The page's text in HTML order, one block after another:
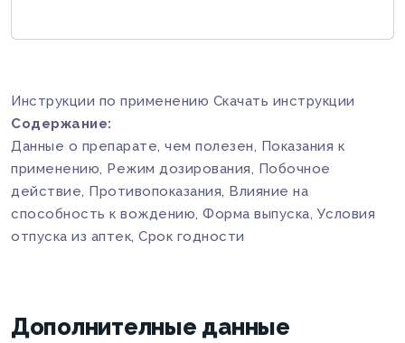
Инструкции по применению Скачать инструкции
Содержание:
Данные о препарате, чем полезен, Показания к
применению, Режим дозирования, Побочное
действие, Противопоказания, Влияние на
способность к вождению, Форма выпуска, Условия
отпуска из аптек, Срок годности
Дополнителные данные